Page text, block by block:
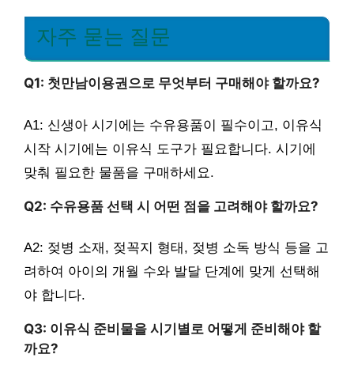
자주 묻는 질문
Q1: 첫만남이용권으로 무엇부터 구매해야 할까요?
A1: 신생아 시기에는 수유용품이 필수이고, 이유식
시작 시기에는 이유식 도구가 필요합니다. 시기에
맞춰 필요한 물품을 구매하세요.
Q2: 수유용품 선택 시 어떤 점을 고려해야 할까요?
A2: 젖병 소재, 젖꼭지 형태, 젖병 소독 방식 등을 고
려하여 아이의 개월 수와 발달 단계에 맞게 선택해
야 합니다.
Q3: 이유식 준비물을 시기별로 어떻게 준비해야 할
까요?